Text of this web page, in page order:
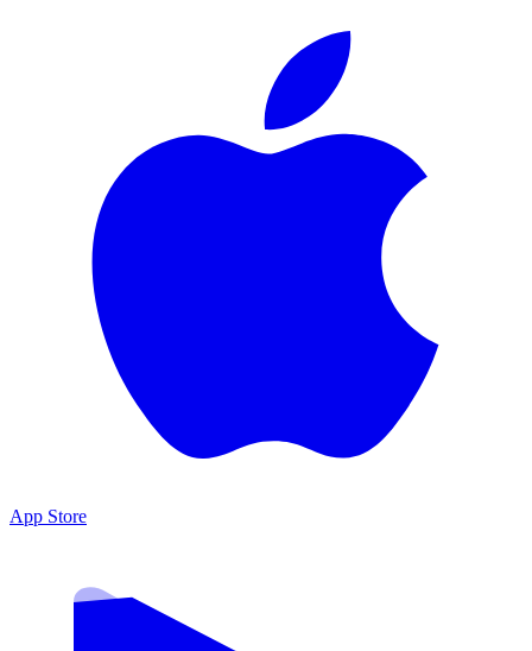
App Store